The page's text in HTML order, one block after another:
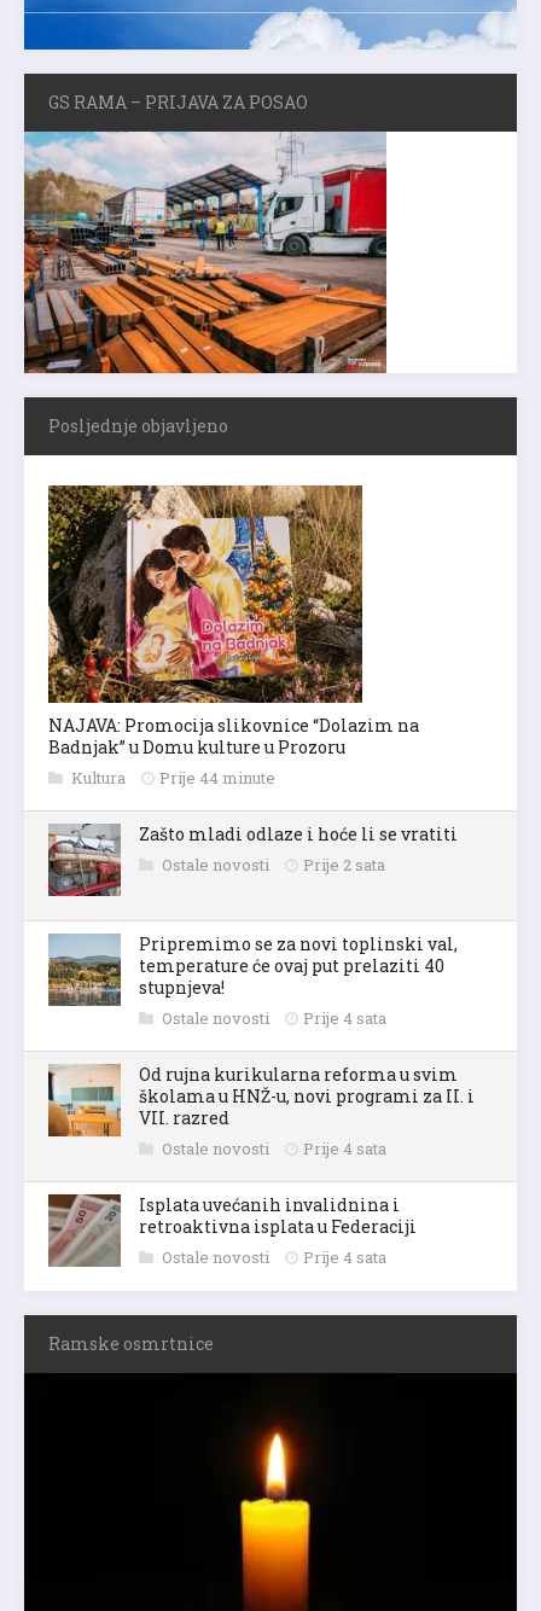
GS RAMA – PRIJAVA ZA POSAO
Posljednje objavljeno
NAJAVA: Promocija slikovnice “Dolazim na
Badnjak” u Domu kulture u Prozoru
Kultura Prije 44 minute
Zašto mladi odlaze i hoće li se vratiti
Ostale novosti Prije 2 sata
Pripremimo se za novi toplinski val,
temperature će ovaj put prelaziti 40
stupnjeva!
Ostale novosti Prije 4 sata
Od rujna kurikularna reforma u svim
školama u HNŽ-u, novi programi za II. i
VII. razred
Ostale novosti Prije 4 sata
Isplata uvećanih invalidnina i
retroaktivna isplata u Federaciji
Ostale novosti Prije 4 sata
Ramske osmrtnice